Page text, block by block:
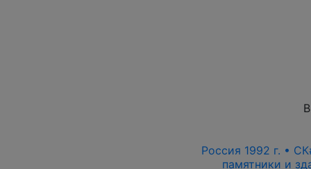
Россия 1992 г. •
памятники и